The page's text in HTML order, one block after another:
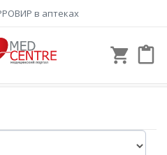
в аптеках
shopping_cart content_paste